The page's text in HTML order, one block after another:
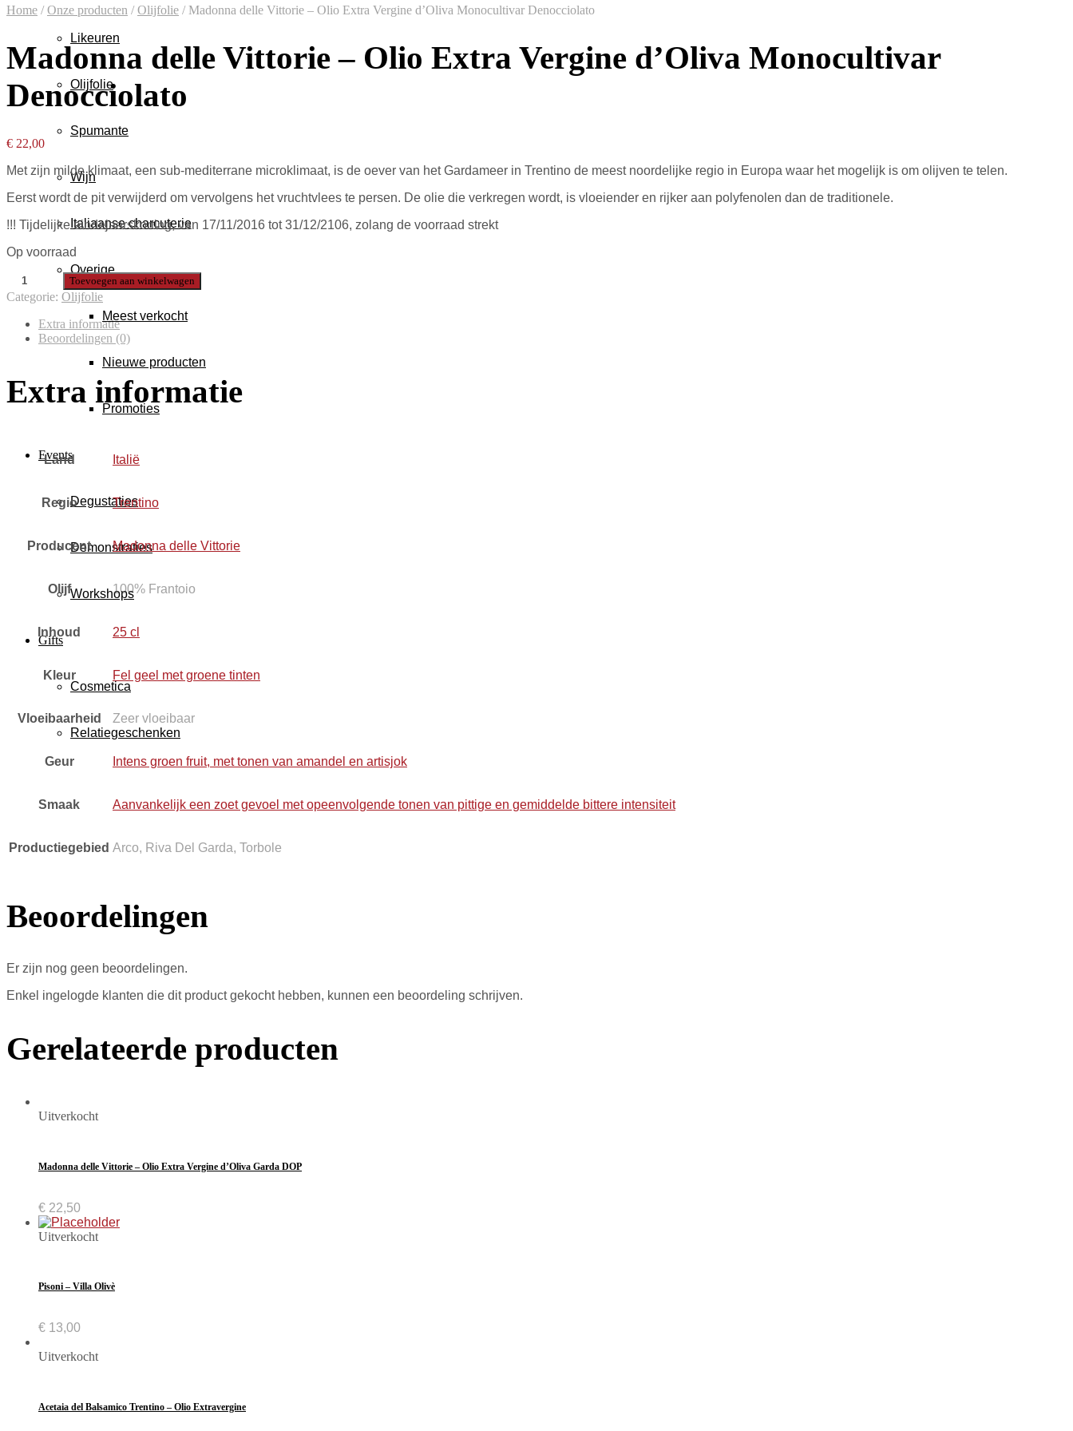
Likeuren
Olijfolie
Spumante
Wijn
Italiaanse charcuterie
Overige
Meest verkocht
Nieuwe producten
Promoties
Events
Degustaties
Demonstraties
Workshops
Gifts
Cosmetica
Relatiegeschenken
Home / Onze producten / Olijfolie /Madonna delle Vittorie – Olio Extra Vergine d’Oliva Monocultivar Denocciolato
Madonna delle Vittorie – Olio Extra Vergine d’Oliva Monocultivar
Denocciolato
€ 22,00
Met zijn milde klimaat, een sub-mediterrane microklimaat, is de oever van het Gardameer in Trentino de meest noordelijke regio in Europa waar het mogelijk is om olijven te telen.
Eerst wordt de pit verwijderd om vervolgens het vruchtvlees te persen. De olie die verkregen wordt, is vloeiender en rijker aan polyfenolen dan de traditionele.
!!! Tijdelijke eindejaarskorting, van 17/11/2016 tot 31/12/2106, zolang de voorraad strekt
Op voorraad
Toevoegen aan winkelwagen
Categorie: Olijfolie
Extra informatie
Beoordelingen (0)
Extra informatie
Land Italië
Regio Trentino
Producent Madonna delle Vittorie
Olijf 100% Frantoio
Inhoud 25 cl
Kleur Fel geel met groene tinten
Vloeibaarheid Zeer vloeibaar
Geur Intens groen fruit, met tonen van amandel en artisjok
Smaak Aanvankelijk een zoet gevoel met opeenvolgende tonen van pittige en gemiddelde bittere intensiteit
Productiegebied Arco, Riva Del Garda, Torbole
Beoordelingen
Er zijn nog geen beoordelingen.
Enkel ingelogde klanten die dit product gekocht hebben, kunnen een beoordeling schrijven.
Gerelateerde producten
Uitverkocht
Madonna delle Vittorie – Olio Extra Vergine d’Oliva Garda DOP
€ 22,50
Uitverkocht
Pisoni – Villa Olivè
€ 13,00
Uitverkocht
Acetaia del Balsamico Trentino – Olio Extravergine